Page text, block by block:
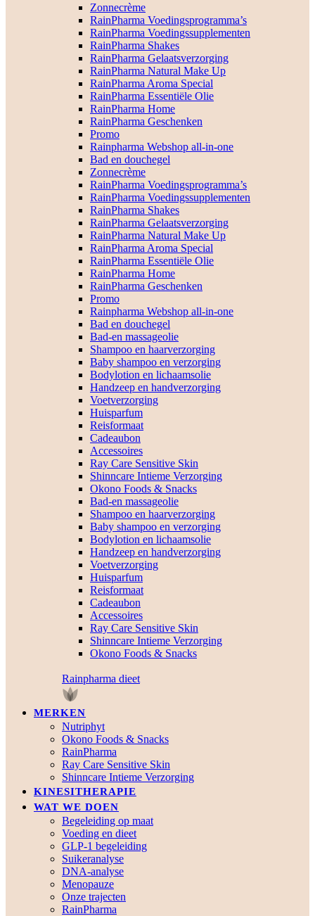
Zonnecrème
RainPharma Voedingsprogramma’s
RainPharma Voedingssupplementen
RainPharma Shakes
RainPharma Gelaatsverzorging
RainPharma Natural Make Up
RainPharma Aroma Special
RainPharma Essentiële Olie
RainPharma Home
RainPharma Geschenken
Promo
Rainpharma Webshop all-in-one
Bad en douchegel
Zonnecrème
RainPharma Voedingsprogramma’s
RainPharma Voedingssupplementen
RainPharma Shakes
RainPharma Gelaatsverzorging
RainPharma Natural Make Up
RainPharma Aroma Special
RainPharma Essentiële Olie
RainPharma Home
RainPharma Geschenken
Promo
Rainpharma Webshop all-in-one
Bad en douchegel
Bad-en massageolie
Shampoo en haarverzorging
Baby shampoo en verzorging
Bodylotion en lichaamsolie
Handzeep en handverzorging
Voetverzorging
Huisparfum
Reisformaat
Cadeaubon
Accessoires
Ray Care Sensitive Skin
Shinncare Intieme Verzorging
Okono Foods & Snacks
Bad-en massageolie
Shampoo en haarverzorging
Baby shampoo en verzorging
Bodylotion en lichaamsolie
Handzeep en handverzorging
Voetverzorging
Huisparfum
Reisformaat
Cadeaubon
Accessoires
Ray Care Sensitive Skin
Shinncare Intieme Verzorging
Okono Foods & Snacks
Rainpharma dieet
MERKEN
Nutriphyt
Okono Foods & Snacks
RainPharma
Ray Care Sensitive Skin
Shinncare Intieme Verzorging
KINESITHERAPIE
WAT WE DOEN
Begeleiding op maat
Voeding en dieet
GLP-1 begeleiding
Suikeranalyse
DNA-analyse
Menopauze
Onze trajecten
RainPharma